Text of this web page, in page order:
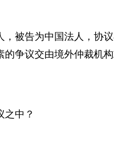
被告为中国法人，协
争议交由境外仲裁机
中？